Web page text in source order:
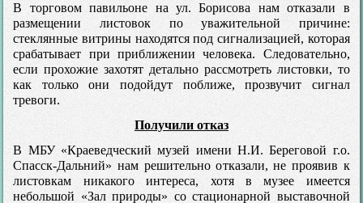
В торговом павильоне на ул. Борисова нам отказали в
размещении листовок по уважительной причине:
стеклянные витрины находятся под сигнализацией, которая
срабатывает при приближении человека. Следовательно,
если прохожие захотят детально рассмотреть листовки, то
как только они подойдут поближе, прозвучит сигнал
тревоги.
Получили отказ
В МБУ «Краеведческий музей имени Н.И. Береговой г.о.
Спасск-Дальний» нам решительно отказали, не проявив к
листовкам никакого интереса, хотя в музее имеется
небольшой «Зал природы» со стационарной выставочной